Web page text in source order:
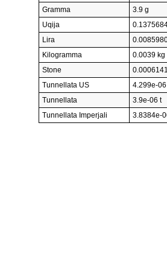
Gramma
3.9 g
Uqija
Lira
Kilogramma
0.0039 kg
Stone
Tunnellata US
4.299e-
Tunnellata
3.9e-06 t
Tunnellata Imperjali
3.8384e-